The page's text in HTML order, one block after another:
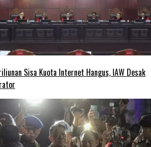
Sisa Kuota Internet Hangus, IAW Desak